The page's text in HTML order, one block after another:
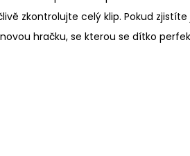
zkontrolujte celý klip. Pokud
hračku, se kterou se dítko